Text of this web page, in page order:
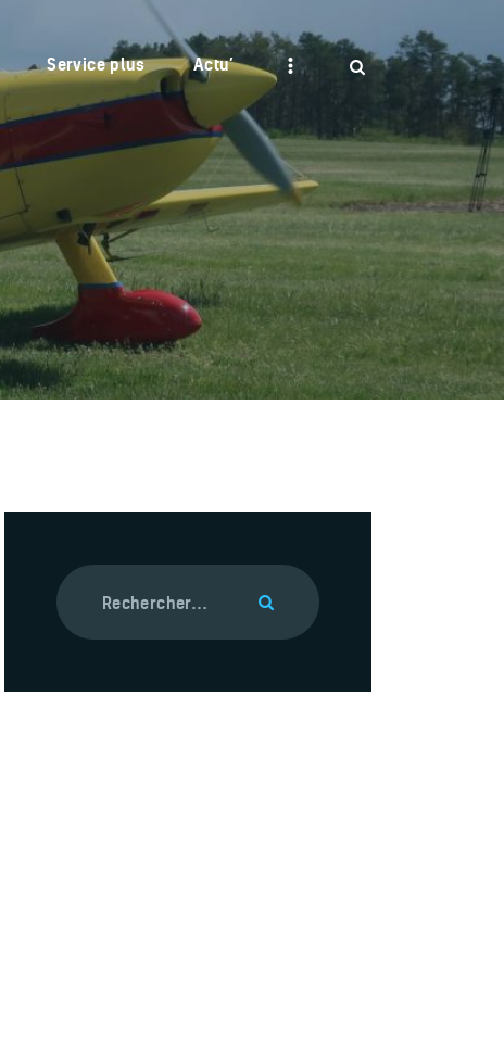
Service plus Actu’